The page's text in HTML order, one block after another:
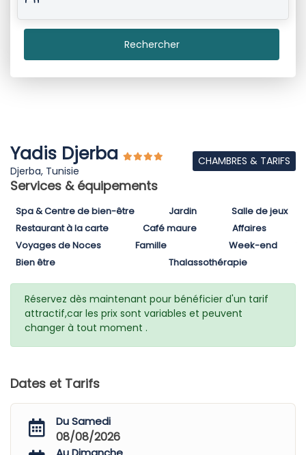
Rechercher
Yadis Djerba
Djerba, Tunisie
CHAMBRES & TARIFS
Services & équipements
Spa & Centre de bien-être Jardin
Salle de jeux
Restaurant à la carte
Café maure
Affaires
Voyages de Noces
Famille
Week-end
Bien être
Thalassothérapie
Réservez dès maintenant pour bénéficier d'un tarif
attractif,car les prix sont variables et peuvent
changer à tout moment .
Dates et Tarifs
Du Samedi
08/08/2026